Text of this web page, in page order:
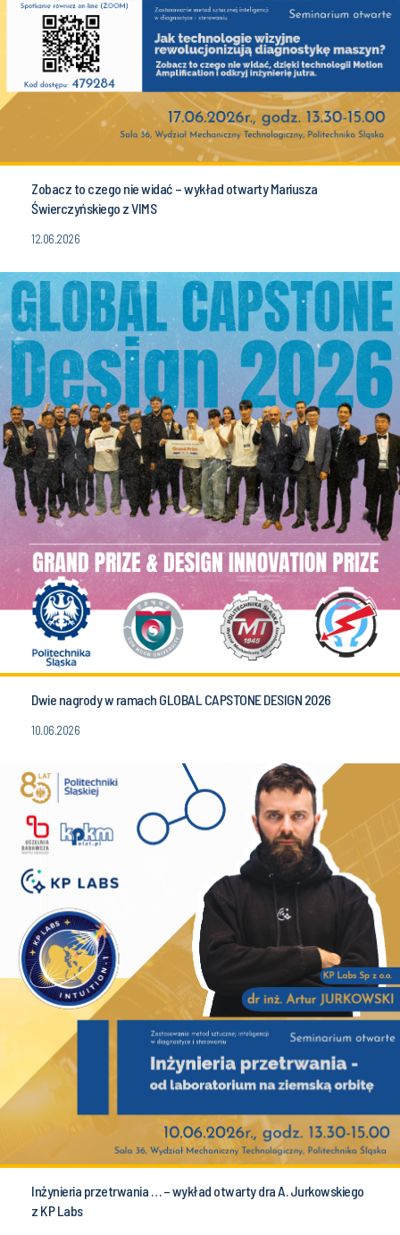
Zobacz to czego nie widać – wykład otwarty Mariusza
Świerczyńskiego z VIMS
12.06.2026
Dwie nagrody w ramach GLOBAL CAPSTONE DESIGN 2026
10.06.2026
Inżynieria przetrwania … – wykład otwarty dra A. Jurkowskiego
z KP Labs